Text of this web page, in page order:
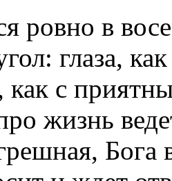
ровно в
глаза,
с
жизнь
Бога